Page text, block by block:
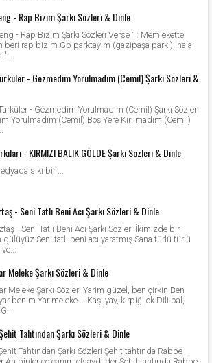
- Rap Bizim Şarkı Sözleri & Dinle
- Rap Bizim Şarkı Sözleri Verse 1: Memlekette
beri rap bizim Gp parktayım (gazipaşa parkı), hala
- Gezmedim Yorulmadım (Cemil) Şarkı Sözleri &
- Gezmedim Yorulmadım (Cemil) Şarkı Sözleri
Yorulmadım (Cemil) Boş Yere Kırılmadım (Cemil)
- KIRMIZI BALIK GÖLDE Şarkı Sözleri & Dinle
sıkı bir ...
- Seni Tatlı Beni Acı Şarkı Sözleri & Dinle
- Seni Tatlı Beni Acı Şarkı Sözleri İkimizde bir
gülüyüz Seni tatlı beni acı yaratmış Sana türlü türlü
Meleke Şarkı Sözleri & Dinle
Meleke Şarkı Sözleri Yarim güzel, ben çirkin Ben
benim Yar meleke … Kaşı yay, kirpiği ok Dili bal,
Tahtından Şarkı Sözleri & Dinle
Tahtından Şarkı Sözleri Şehit tahtında Rabbe